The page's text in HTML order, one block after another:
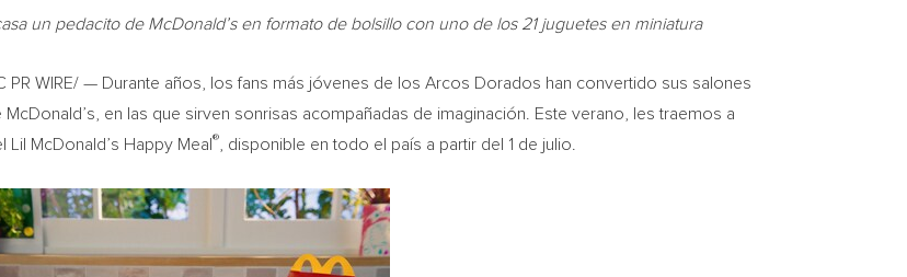
un pedacito de McDonald’s en formato de bolsillo con uno de los 21 juguetes en miniatura
PR WIRE/ — Durante años, los fans más jóvenes de los Arcos Dorados han convertido sus salones
en las que sirven sonrisas acompañadas de imaginación. Este verano, les traemos a
Lil McDonald’s Happy Meal ® , disponible en todo el país a partir del 1 de julio.